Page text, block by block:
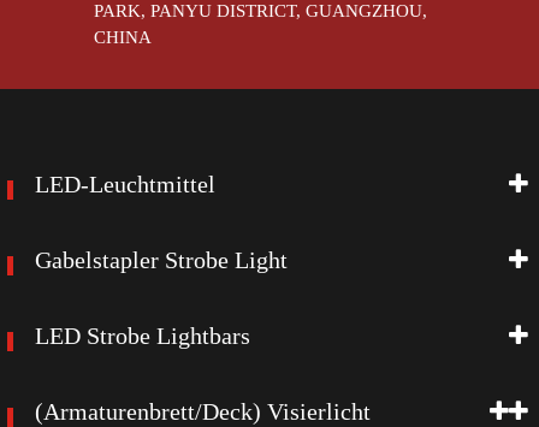
PARK, PANYU DISTRICT, GUANGZHOU,
CHINA
LED-Leuchtmittel
Gabelstapler Strobe Light
LED Strobe Lightbars
(Armaturenbrett/Deck) Visierlicht